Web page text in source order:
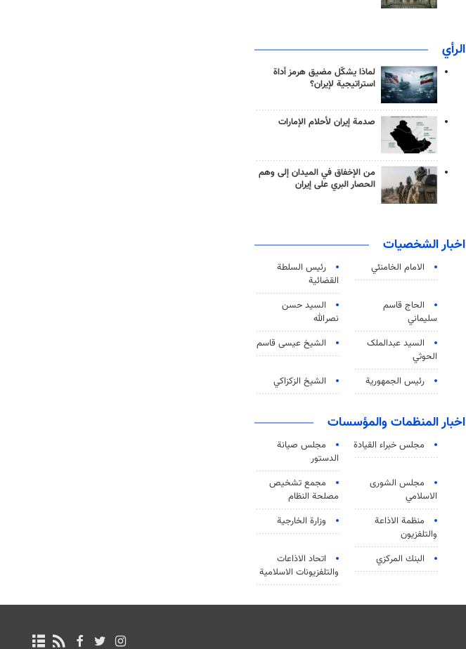
الرأي
لماذا يشكّل مضيق هرمز أداة
استراتيجية لإيران؟
صدمة إيران لأحلام الإمارات
من الإخفاق في الميدان إلى وهم
الحصار البري على إيران
اخبار الشخصيات
الامام الخامنئي
رئیس السلطة
القضائیة
الحاج قاسم
سليماني
السيد حسن
نصرالله
السید عبدالملک
الحوثي
الشيخ عيسى قاسم
رئيس الجمهورية الشيخ الزكزاكي
اخبار المنظمات والمؤسسات
مجلس خبراء القيادة
مجلس صيانة
الدستور
مجلس الشورى
الاسلامي
مجمع تشخيص
مصلحة النظام
منظمة الاذاعة
والتلفزیون
وزارة الخارجية
البنك المركزي
اتحاد الاذاعات
والتلفزيونات الاسلامية